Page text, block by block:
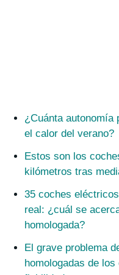
¿Cuánta autonomía
el calor del verano?
Estos son los
kilómetros tras
35 coches
real: ¿cuál se
homologada?
El grave problema
homologadas de